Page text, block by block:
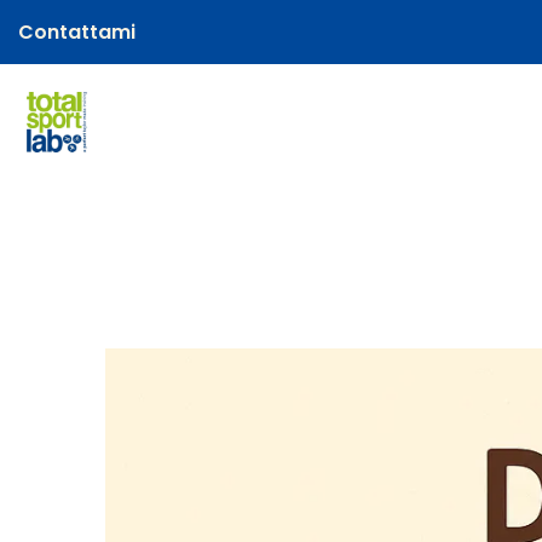
Contattami